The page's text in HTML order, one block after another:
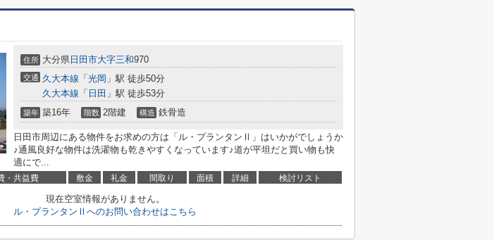
住所 大分県 日田市大字三和970
交通 久大本線 「 光岡 」駅 徒歩50分
久大本線 「 日田 」駅 徒歩53分
築年 築16年 階数 2階建 構造 鉄骨造
日田市周辺にある物件をお求めの方は「ル・プランタンⅡ」はいかがでしょうか
♪通風良好な物件は洗濯物も乾きやすくなっています♪道が平坦だと買い物も快
適にで...
・共益費 敷金 礼金 間取り 面積 詳細 検討リスト
現在空室情報がありません。
ル・プランタンⅡへのお問い合わせはこちら